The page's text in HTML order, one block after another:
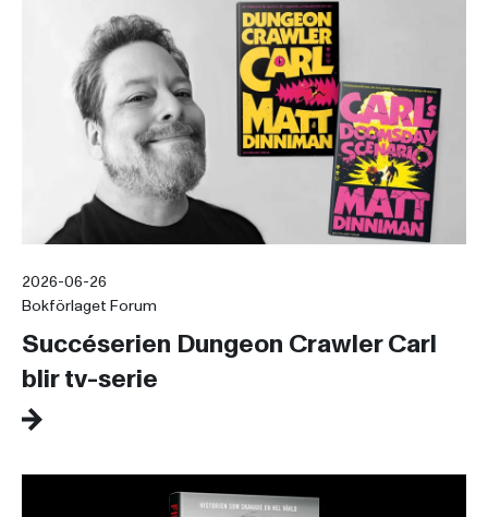
2026-06-26
Bokförlaget Forum
Succéserien Dungeon Crawler Carl
blir tv-serie